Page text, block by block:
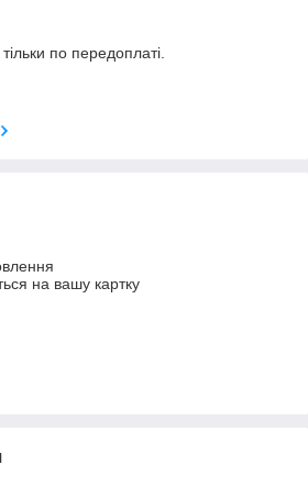
по передоплаті.
на вашу картку